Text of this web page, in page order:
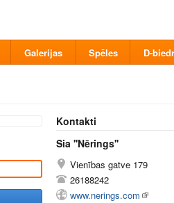
Galerijas Spēles D-
Kontakti
Sia ''Nērings''
Vienības gatve 179
26188242
www.nerings.com